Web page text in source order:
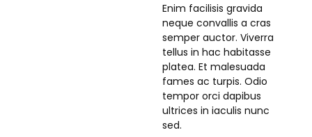
Enim facilisis gravida
neque convallis a cras
semper auctor. Viverra
tellus in hac habitasse
platea. Et malesuada
fames ac turpis. Odio
tempor orci dapibus
ultrices in iaculis nunc
sed.